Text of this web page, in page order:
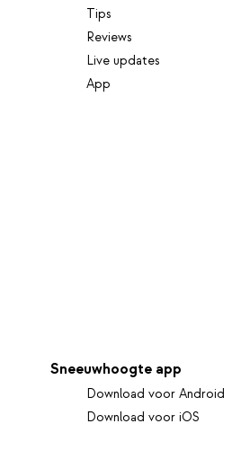
Tips
Reviews
Live updates
App
Sneeuwhoogte app
Download voor Android
Download voor iOS